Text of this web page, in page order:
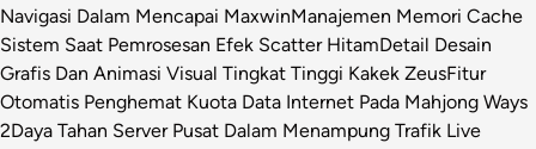
Navigasi Dalam Mencapai MaxwinManajemen Memori Cache
Sistem Saat Pemrosesan Efek Scatter HitamDetail Desain
Grafis Dan Animasi Visual Tingkat Tinggi Kakek ZeusFitur
Otomatis Penghemat Kuota Data Internet Pada Mahjong Ways
2Daya Tahan Server Pusat Dalam Menampung Trafik Live